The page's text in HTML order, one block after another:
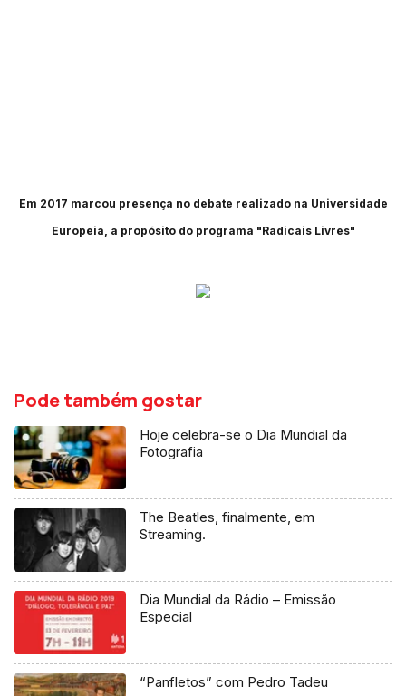
Em 2017 marcou presença no debate realizado na Universidade
Europeia, a propósito do programa "Radicais Livres"
Pode também gostar
Hoje celebra-se o Dia Mundial da
Fotografia
The Beatles, finalmente, em
Streaming.
Dia Mundial da Rádio – Emissão
Especial
“Panfletos” com Pedro Tadeu